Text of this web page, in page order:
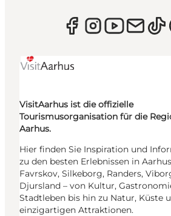
VisitAarhus ist die offizielle
Tourismusorganisation für die
Aarhus.
Hier finden Sie Inspiration und
zu den besten Erlebnissen in
Favrskov, Silkeborg, Randers,
Djursland – von Kultur,
Stadtleben bis hin zu Natur, Küste
einzigartigen Attraktionen.